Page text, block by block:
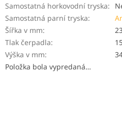
Samostatná horkovodní tryska:
Samostatná parní tryska:
Šířka v mm:
Tlak čerpadla:
Výška v mm:
Položka bola vypredaná…